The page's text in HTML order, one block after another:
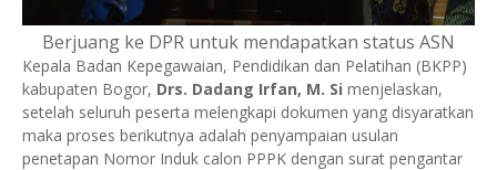
Berjuang ke DPR untuk mendapatkan status ASN
Kepala Badan Kepegawaian, Pendidikan dan Pelatihan (BKPP)
kabupaten Bogor, Drs. Dadang Irfan, M. Si menjelaskan,
setelah seluruh peserta melengkapi dokumen yang disyaratkan
maka proses berikutnya adalah penyampaian usulan
penetapan Nomor Induk calon PPPK dengan surat pengantar